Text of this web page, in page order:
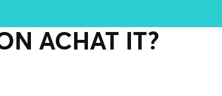
ACHAT IT?